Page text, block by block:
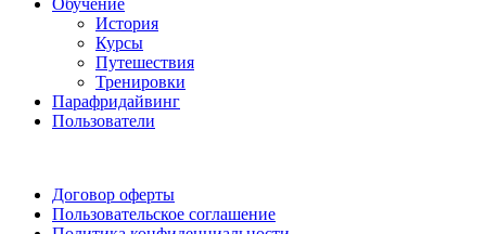
Обучение
История
Курсы
Путешествия
Тренировки
Парафридайвинг
Пользователи
Договор оферты
Пользовательское соглашение